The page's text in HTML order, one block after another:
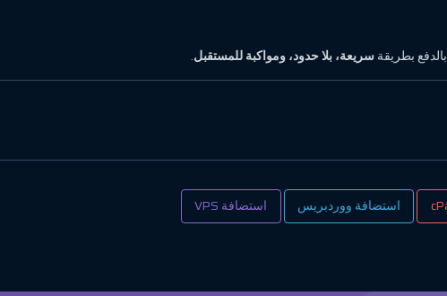
بالدفع بطريقةسريعة، بلا حدود، ومواكبة للمستقبل.
استضافة ووردبريس استضافة VPS